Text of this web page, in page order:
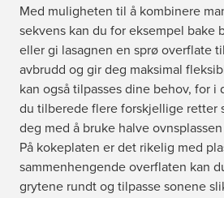
Med muligheten til å kombinere
sekvens kan du for eksempel bake
eller gi lasagnen en sprø overflate
avbrudd og gir deg maksimal
kan også tilpasses dine behov, for i
du tilberede flere forskjellige retter
deg med å bruke halve
På kokeplaten er det rikelig med
sammenhengende overflaten kan
grytene rundt og tilpasse sonene